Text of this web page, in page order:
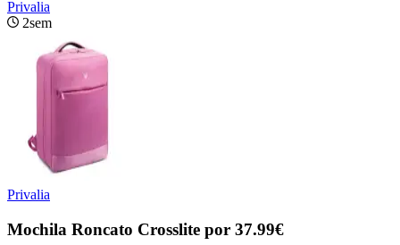
Privalia
2sem
Privalia
Mochila Roncato Crosslite por 37.99€